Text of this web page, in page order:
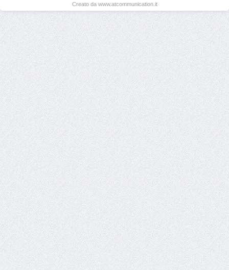
Creato da www.atcommunication.it